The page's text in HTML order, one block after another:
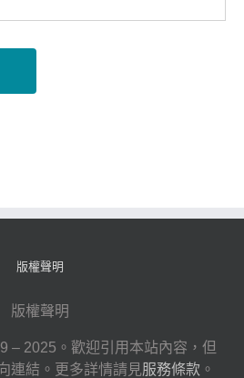
版權聲明
版權聲明
– 2025。歡迎引用本站內容，但
連結。更多詳情請見服務條款 。